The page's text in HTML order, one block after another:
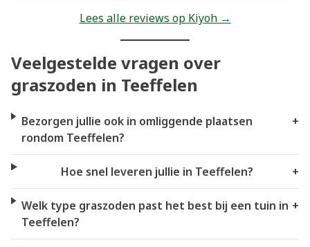
Lees alle reviews op Kiyoh →
Veelgestelde vragen over
graszoden in Teeffelen
Bezorgen jullie ook in omliggende plaatsen
rondom Teeffelen?
+
Hoe snel leveren jullie in Teeffelen? +
Welk type graszoden past het best bij een tuin in
Teeffelen?
+